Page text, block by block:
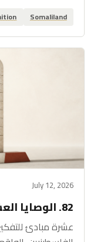
Somaliland
July 12, 2026
82. الوصايا العشر للسلام في الشرق الأوسط
عشرة مبادئ